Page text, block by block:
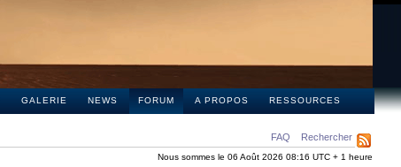
GALERIE NEWS FORUM A PROPOS RESSOURCES
FAQ Rechercher
Nous sommes le 06 Août 2026 08:16 UTC + 1 heure